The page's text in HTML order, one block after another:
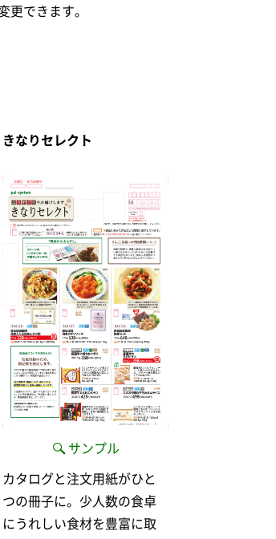
更できます。
きなりセレクト
サンプル
カタログと注文用紙がひと
つの冊子に。少人数の食卓
にうれしい食材を豊富に取